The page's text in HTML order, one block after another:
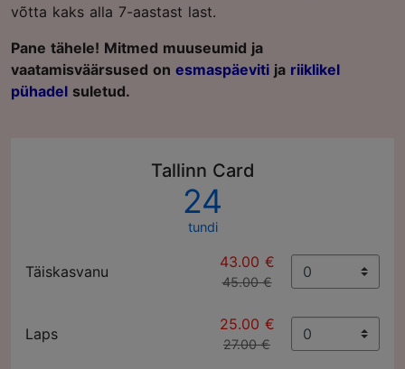
võtta kaks alla 7-aastast last.
Pane tähele! Mitmed muuseumid ja
vaatamisväärsused on esmaspäeviti ja riiklikel
pühadel suletud.
Tallinn Card
24
tundi
Täiskasvanu
43.00 €
45.00 €
Laps
25.00 €
27.00 €